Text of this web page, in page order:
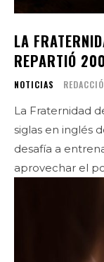
LA
REPARTIÓ
NOTICIAS
La Fraternidad
siglas en inglés
desafía a
aprovechar el